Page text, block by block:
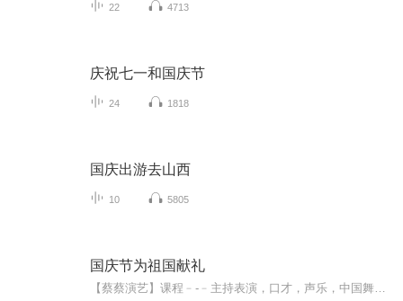
22 4713
庆祝七一和国庆节
24 1818
国庆出游去山西
10 5805
国庆节为祖国献礼